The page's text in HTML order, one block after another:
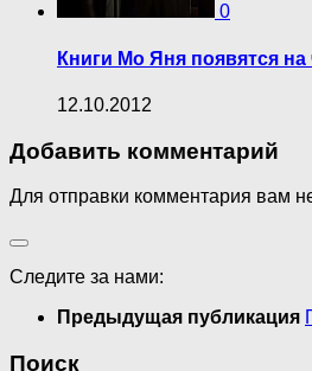
0
Книги Мо Яня появятся
12.10.2012
Добавить комментарий
Для отправки комментария вам
Следите за нами:
Предыдущая публикация
Поиск